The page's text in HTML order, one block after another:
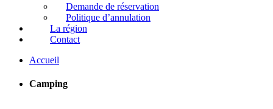
Demande de réservation
Politique d’annulation
La région
Contact
Accueil
Camping